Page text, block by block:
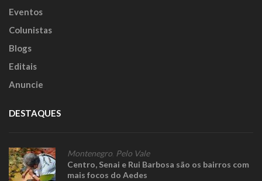
Eventos
Colunistas
Blogs
Editais
Anuncie
DESTAQUES
Montenegro Pelo Vale
Centro, Senai e Rui Barbosa são os bairros com
mais focos do Aedes